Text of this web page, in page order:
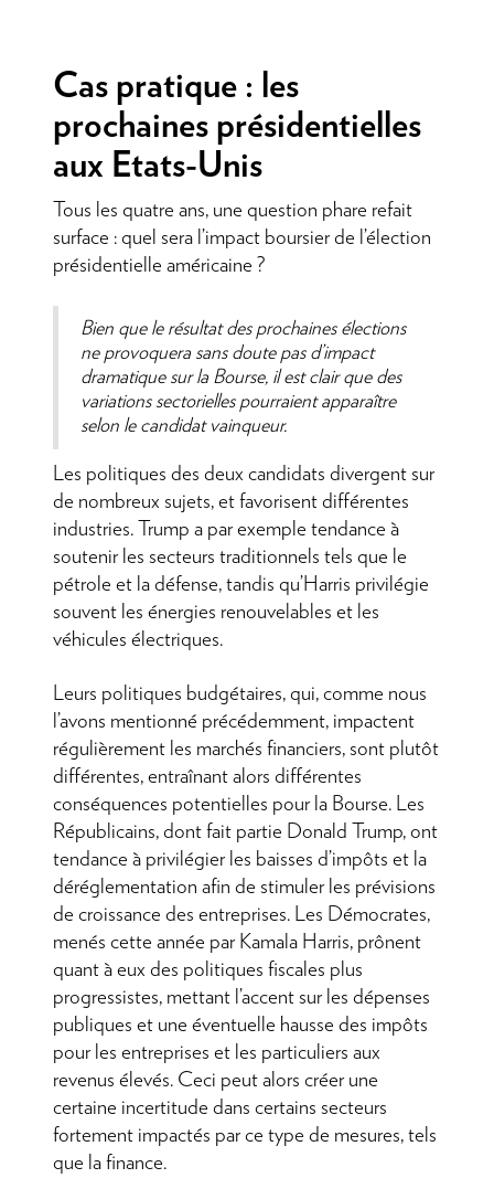
Cas pratique : les
prochaines présidentielles
aux Etats-Unis
Tous les quatre ans, une question phare refait
surface : quel sera l’impact boursier de l’élection
présidentielle américaine ?
Bien que le résultat des prochaines élections
ne provoquera sans doute pas d’impact
dramatique sur la Bourse, il est clair que des
variations sectorielles pourraient apparaître
selon le candidat vainqueur.
Les politiques des deux candidats divergent sur
de nombreux sujets, et favorisent différentes
industries. Trump a par exemple tendance à
soutenir les secteurs traditionnels tels que le
pétrole et la défense, tandis qu’Harris privilégie
souvent les énergies renouvelables et les
véhicules électriques.
Leurs politiques budgétaires, qui, comme nous
l’avons mentionné précédemment, impactent
régulièrement les marchés financiers, sont plutôt
différentes, entraînant alors différentes
conséquences potentielles pour la Bourse. Les
Républicains, dont fait partie Donald Trump, ont
tendance à privilégier les baisses d’impôts et la
déréglementation afin de stimuler les prévisions
de croissance des entreprises. Les Démocrates,
menés cette année par Kamala Harris, prônent
quant à eux des politiques fiscales plus
progressistes, mettant l’accent sur les dépenses
publiques et une éventuelle hausse des impôts
pour les entreprises et les particuliers aux
revenus élevés. Ceci peut alors créer une
certaine incertitude dans certains secteurs
fortement impactés par ce type de mesures, tels
que la finance.